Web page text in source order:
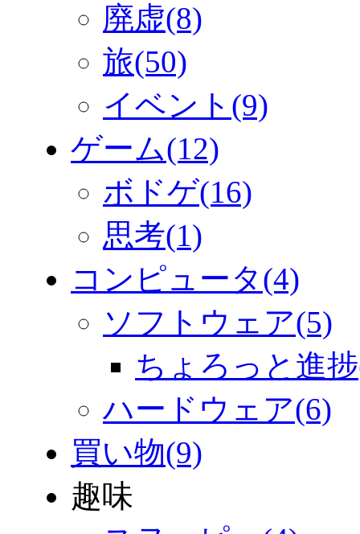
廃虚(8)
旅(50)
イベント(9)
ゲーム(12)
ボドゲ(16)
思考(1)
コンピュータ(4)
ソフトウェア(5)
ちょろっと進
ハードウェア(6)
買い物(9)
趣味